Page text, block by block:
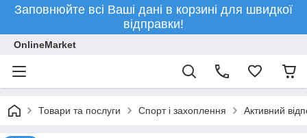
Заповнюйте всі Ваші дані в корзині для швидкої
відправки!
OnlineMarket
Товари та послуги Спорт і захоплення Активний